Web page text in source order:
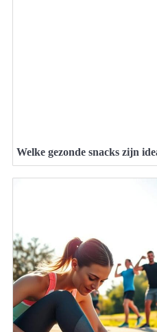
Welke gezonde snacks zijn